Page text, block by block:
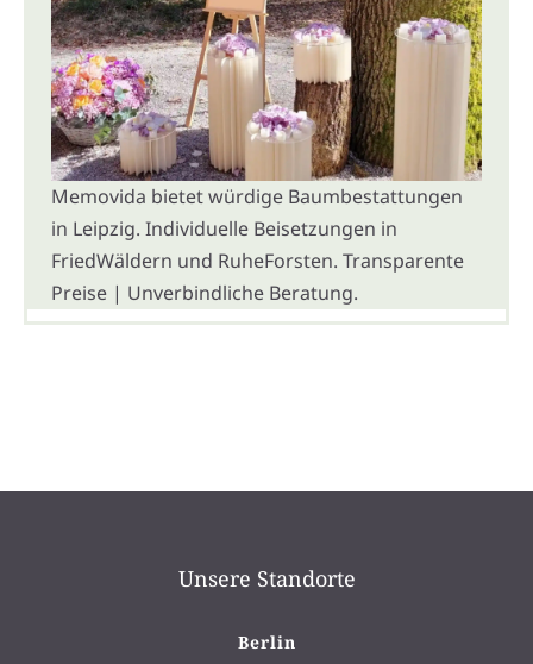
Memovida bietet würdige Baumbestattungen
in Leipzig. Individuelle Beisetzungen in
FriedWäldern und RuheForsten. Transparente
Preise | Unverbindliche Beratung.
Unsere Standorte
Berlin